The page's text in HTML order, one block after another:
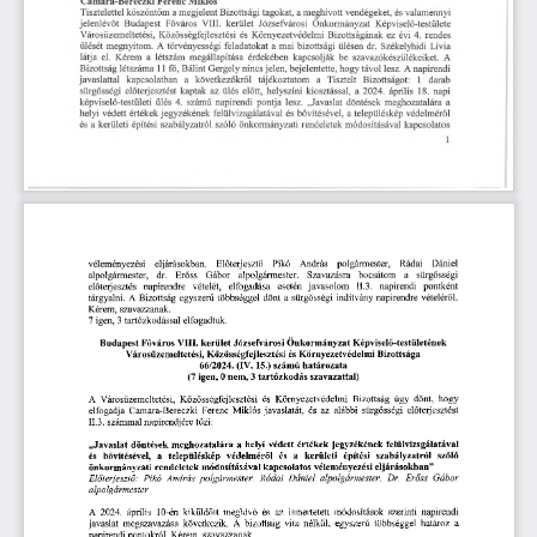
Tisztelettel köszöntőm a megjelent Bizottsági tagokat, a meghívott vendégeket, és valamennyi
jelenlévőt
Budapest Főváros VIII. kerület Józsefvárosi Önkormányzat Képviselő-testülete
Városüzemeltetési, Közösségfejlesztési és Környezetvédelmi Bizottságának ez évi 4. rendes
ülését megnyitom. A törvényességi feladatokat a mai bizottsági ülésen dr. Székelyhídi Lívia
látja el. Kérem a létszám megállapítása érdekében kapcsolják be szavazókészülékeiket. A
Bizottság létszáma 11 fő, Bálint Gergely nincsjelen, bejelentette, hogy távol lesz. A napirendi
javaslattal
kapcsolatban a következőkről tájékoztatom a Tisztelt Bizottságot: 1
darab
sürgősségi előterjesztést kaptak az ülés előtt, helyszíni kiosztással, a 2024. április 18. napi
képviselő-testületi ülés 4. számú napirendi pontja lesz. „Javaslat döntések meghozatalára a
helyi védett értékek jegyzékének felülvizsgálatával és bővítésével, a településkép védelméről
és a kerületi építési szabályzatról szóló önkormányzati rendeletek módosításával kapcsolatos
1